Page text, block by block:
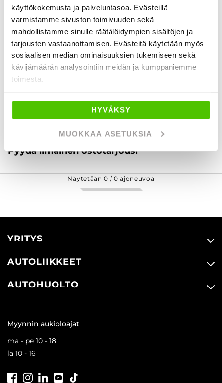
käyttökokemusta ja palveluntasoa. Evästeillä
varmistamme sivuston toimivuuden sekä
mahdollistamme sinulle räätälöidympien sisältöjen ja
tarjousten vastaanottamisen. Evästeitä käytetään myös
sosiaalisen median ominaisuuksien tukemiseen sekä
kävijämäärän analysointiin meidän ja kumppaniemme
toimesta.
HYVÄKSY
MUOKKAA ASETUKSIA
Ostamme alle 225 tkm ajettuja autoja.
Pyydä ilmainen ostotarjous!
Näytetään0 /0 ajoneuvoa
YRITYS
AUTOLIIKKEET
AUTOHUOLTO
Myynnin aukioloajat
ma - pe 10 - 18
la 10 - 16
FacebookInstagramLinkedInYoutube